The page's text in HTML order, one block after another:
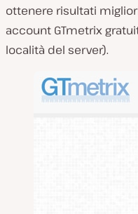
ottenere risultati
account GTmetrix
località del server).